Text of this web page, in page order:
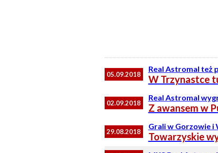
05.09.2018
Real Astromal też
W Trzynastce
02.09.2018
Real Astromal
Z awansem w
29.08.2018
Grali w Gorzowie i
Towarzyskie